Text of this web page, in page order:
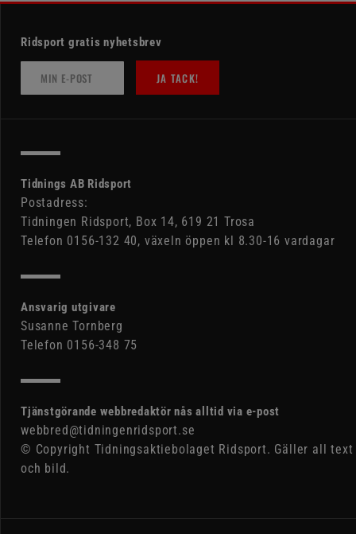
Ridsport gratis nyhetsbrev
JA TACK!
Tidnings AB Ridsport
Postadress:
Tidningen Ridsport, Box 14, 619 21 Trosa
Telefon 0156-132 40, växeln öppen kl 8.30-16 vardagar
Ansvarig utgivare
Susanne Tornberg
Telefon 0156-348 75
Tjänstgörande webbredaktör nås alltid via e-post
webbred@tidningenridsport.se
© Copyright Tidningsaktiebolaget Ridsport. Gäller all text
och bild.